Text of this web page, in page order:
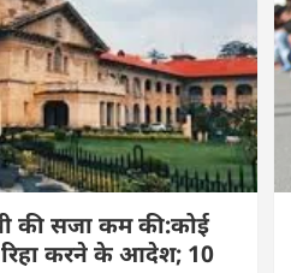
की सजा कम की:कोई
रिहा करने के आदेश; 10